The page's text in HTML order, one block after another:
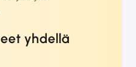
yhdellä